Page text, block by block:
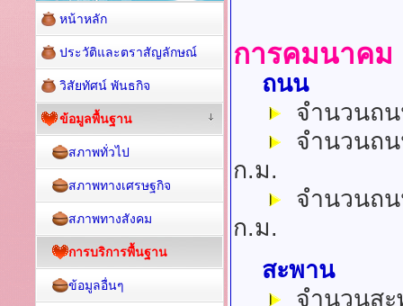
การคมนาคม
ถนน
จำนวนถ
จำนวนถน
ก.ม.
จำนวนถ
ก.ม.
สะพาน
จำนวนส
หน้าหลัก
ประวัติและตราสัญลักษณ์
วิสัยทัศน์ พันธกิจ
ข้อมูลพื้นฐาน
สภาพทั่วไป
สภาพทางเศรษฐกิจ
สภาพทางสังคม
การบริการพื้นฐาน
ข้อมูลอื่นๆ